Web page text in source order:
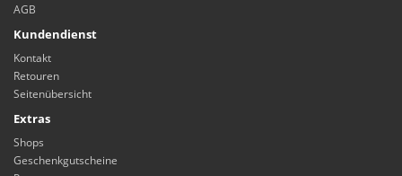
AGB
Kundendienst
Kontakt
Retouren
Seitenübersicht
Extras
Shops
Geschenkgutscheine